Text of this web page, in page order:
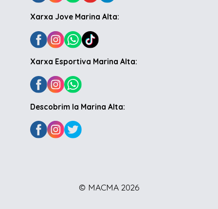
Xarxa Jove Marina Alta:
Xarxa Esportiva Marina Alta:
Descobrim la Marina Alta:
© MACMA 2026